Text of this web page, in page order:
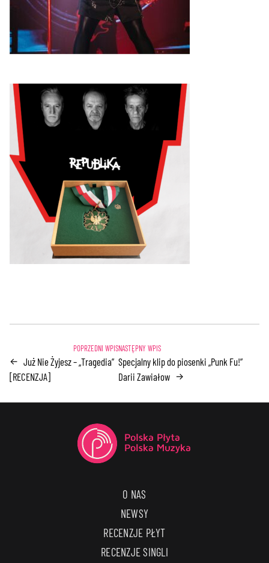
← Już Nie Żyjesz – „Tragedia”
[RECENZJA]
Specjalny klip do piosenki „Punk Fu!”
Darii Zawiałow →
O NAS
NEWSY
RECENZJE PŁYT
RECENZJE SINGLI